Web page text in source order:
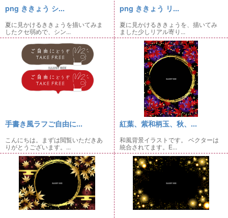
png ききょう シ...
夏に見かけるききょうを描いてみま
したクセ弱めで、シン...
png ききょう リ...
夏に見かけるききょうを、描いてみ
ました少しリアル寄り...
手書き風ラフご自由に...
こんにちは。まずは閲覧いただきあ
りがとうございます。...
紅葉、紫和柄玉、秋、...
和風背景イラストです。 ベクターは
統合されてます。E...